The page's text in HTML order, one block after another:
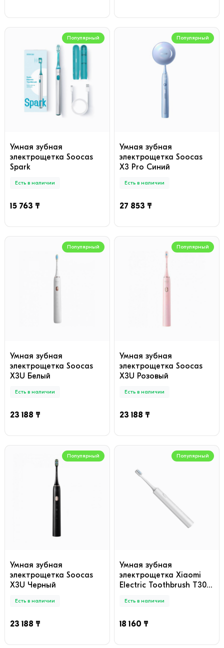
Популярный
Умная зубная
электрощетка Soocas
Spark
Есть в наличии
15 763 ₸
Популярный
Умная зубная
электрощетка Soocas
X3 Pro Синий
Есть в наличии
27 853 ₸
Популярный
Умная зубная
электрощетка Soocas
X3U Белый
Есть в наличии
23 188 ₸
Популярный
Умная зубная
электрощетка Soocas
X3U Розовый
Есть в наличии
23 188 ₸
Популярный
Умная зубная
электрощетка Soocas
X3U Черный
Есть в наличии
23 188 ₸
Популярный
Умная зубная
электрощетка Xiaomi
Electric Toothbrush T302
Есть в наличии
18 160 ₸